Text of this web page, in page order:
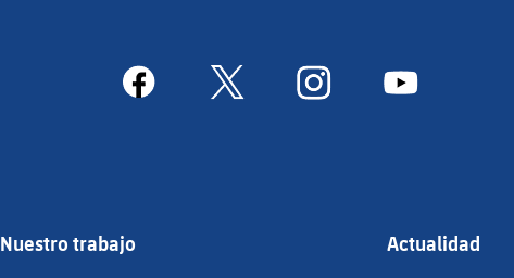
facebook x instagram youtube
Nuestro trabajo Actualidad